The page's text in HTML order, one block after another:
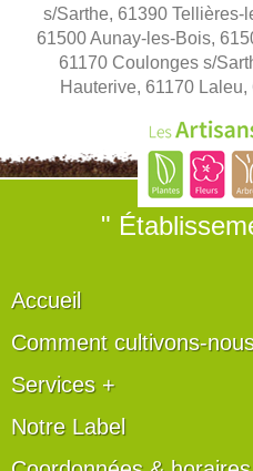
s/Sarthe, 61390 Tellières-
61500 Aunay-les-Bois,
61170 Coulonges s/
Hauterive, 61170
"
Accueil
Comment cultivons-
Services +
Notre Label